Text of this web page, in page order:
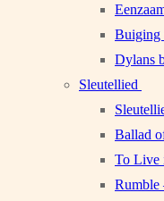
Buiging
Dylans
Sleutellied
Ballad
To Live
Rumble